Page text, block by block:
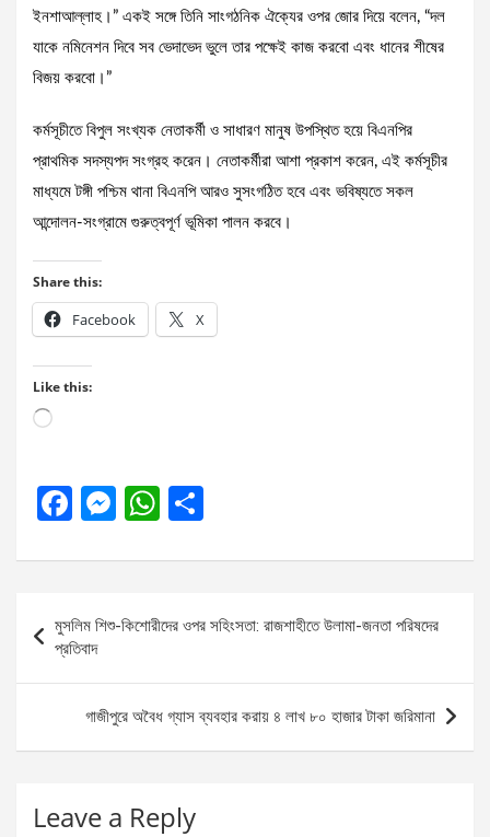
ইনশাআল্লাহ।” একই সঙ্গে তিনি সাংগঠনিক ঐক্যের ওপর জোর দিয়ে বলেন, “দল
যাকে নমিনেশন দিবে সব ভেদাভেদ ভুলে তার পক্ষেই কাজ করবো এবং ধানের শীষের
বিজয় করবো।”
​কর্মসূচীতে বিপুল সংখ্যক নেতাকর্মী ও সাধারণ মানুষ উপস্থিত হয়ে বিএনপির
প্রাথমিক সদস্যপদ সংগ্রহ করেন। নেতাকর্মীরা আশা প্রকাশ করেন, এই কর্মসূচীর
মাধ্যমে টঙ্গী পশ্চিম থানা বিএনপি আরও সুসংগঠিত হবে এবং ভবিষ্যতে সকল
আন্দোলন-সংগ্রামে গুরুত্বপূর্ণ ভূমিকা পালন করবে।
Share this:
Facebook X
Like this:
Loading…
F
ce
b
o
o
k
M
se
n
g
er
W
at
A
p
p
ar
e
navigation
মুসলিম শিশু-কিশোরীদের ওপর সহিংসতা: রাজশাহীতে উলামা-জনতা পরিষদের
প্রতিবাদ
গাজীপুরে অবৈধ গ্যাস ব্যবহার করায় ৪ লাখ ৮০ হাজার টাকা জরিমানা
Leave a Reply